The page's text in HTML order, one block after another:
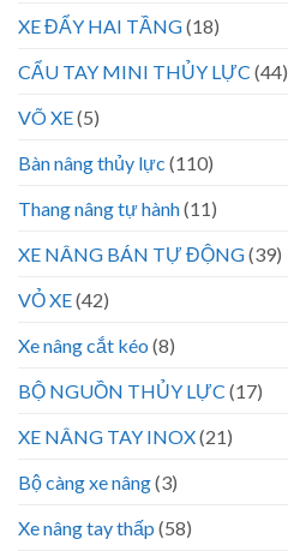
XE ĐẨY HAI TẦNG(18)
CẨU TAY MINI THỦY LỰC (44)
VÕ XE(5)
Bàn nâng thủy lực (110)
Thang nâng tự hành(11)
XE NÂNG BÁN TỰ ĐỘNG(39)
VỎ XE(42)
Xe nâng cắt kéo (8)
BỘ NGUỒN THỦY LỰC (17)
XE NÂNG TAY INOX(21)
Bộ càng xe nâng(3)
Xe nâng tay thấp (58)